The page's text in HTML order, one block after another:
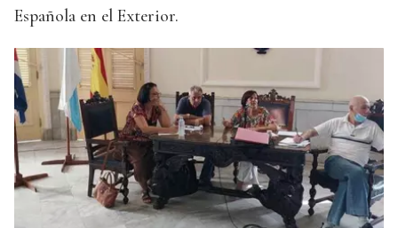
Española en el Exterior.